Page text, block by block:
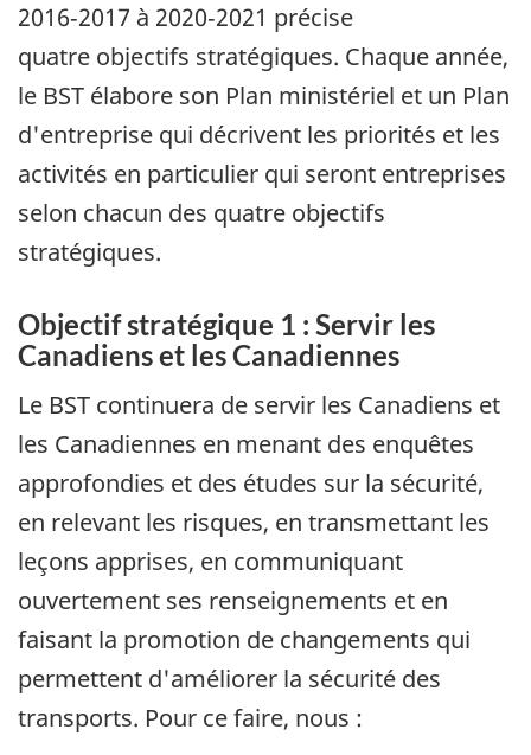
2016‑2017 à 2020‑2021 précise
quatre objectifs stratégiques. Chaque année,
le BST élabore son Plan ministériel et un Plan
d'entreprise qui décrivent les priorités et les
activités en particulier qui seront entreprises
selon chacun des quatre objectifs
stratégiques.
Objectif stratégique 1 : Servir les
Canadiens et les Canadiennes
Le BST continuera de servir les Canadiens et
les Canadiennes en menant des enquêtes
approfondies et des études sur la sécurité,
en relevant les risques, en transmettant les
leçons apprises, en communiquant
ouvertement ses renseignements et en
faisant la promotion de changements qui
permettent d'améliorer la sécurité des
transports. Pour ce faire, nous :